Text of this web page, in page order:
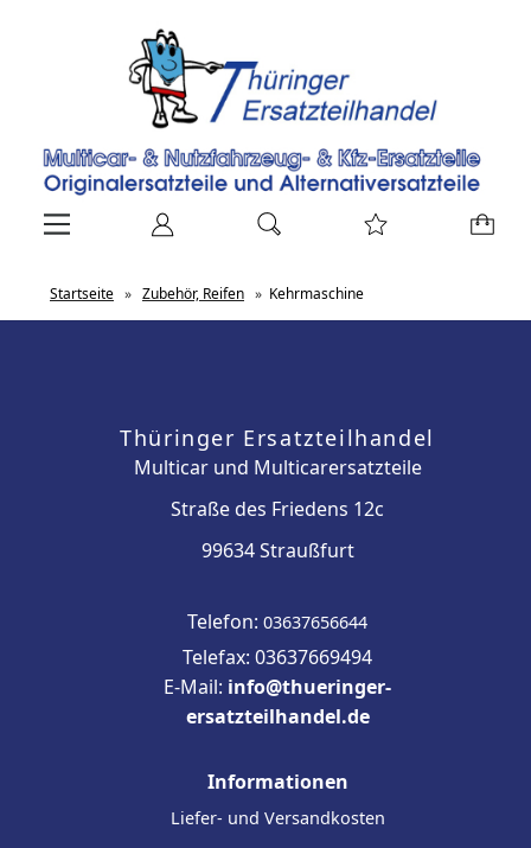
Startseite » Zubehör, Reifen » Kehrmaschine
Thüringer Ersatzteilhandel
Multicar und Multicarersatzteile
Straße des Friedens 12c
99634 Straußfurt
Telefon: 03637656644
Telefax: 03637669494
E-Mail: info@thueringer-
ersatzteilhandel.de
Informationen
Liefer- und Versandkosten